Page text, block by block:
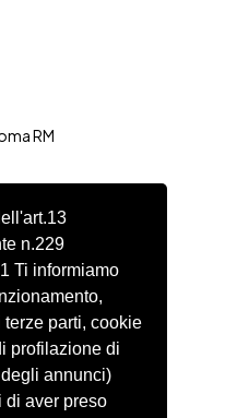
n.229
Ti informiamo
parti, cookie
profilazione di
annunci)
di aver preso
RM
Profilo